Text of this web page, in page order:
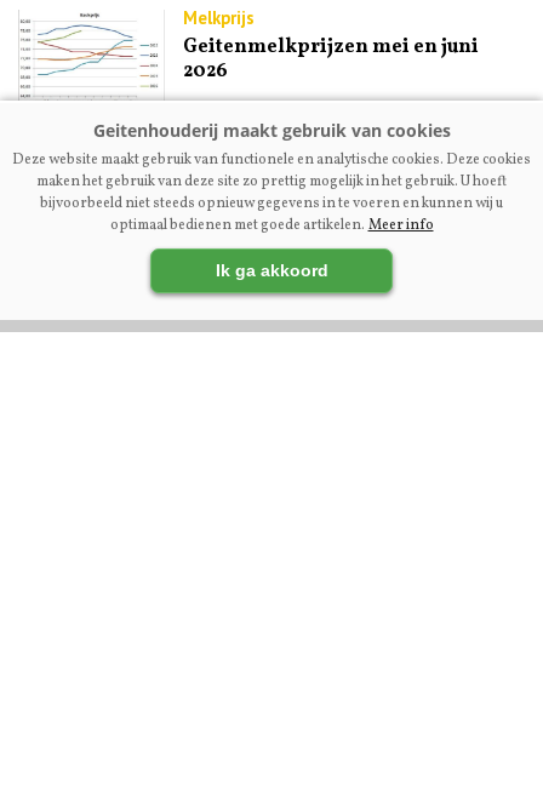
Melkprijs
Geitenmelkprijzen mei en juni
2026
Fokkerij | Premium
Ex-NOG-bestuurslid Engel
Kupers: ‘Maak fokcommissie
dienstverlenend aan fokkers’
Deze website maakt gebruik van functionele en analytische cookies. Deze cookies
maken het gebruik van deze site zo prettig mogelijk in het gebruik. U hoeft
bijvoorbeeld niet steeds opnieuw gegevens in te voeren en kunnen wij u
optimaal bedienen met goede artikelen. Meer info
Ik ga akkoord